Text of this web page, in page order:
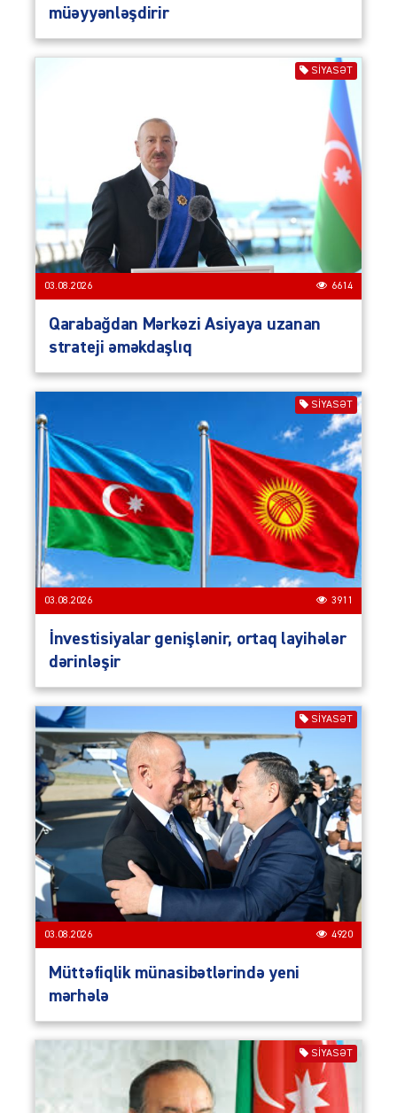
müəyyənləşdirir
SIYASƏT
03.08.2026 6614
Qarabağdan Mərkəzi Asiyaya uzanan
strateji əməkdaşlıq
SIYASƏT
03.08.2026 3911
İnvestisiyalar genişlənir, ortaq layihələr
dərinləşir
SIYASƏT
03.08.2026 4920
Müttəfiqlik münasibətlərində yeni
mərhələ
SIYASƏT